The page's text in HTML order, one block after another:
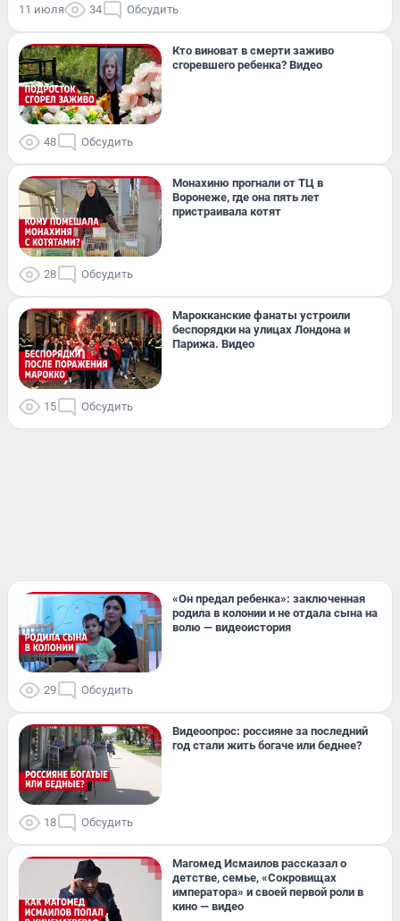
11 июля 34 Обсудить
Кто виноват в смерти заживо
сгоревшего ребенка? Видео
48 Обсудить
Монахиню прогнали от ТЦ в
Воронеже, где она пять лет
пристраивала котят
28 Обсудить
Марокканские фанаты устроили
беспорядки на улицах Лондона и
Парижа. Видео
15 Обсудить
«Он предал ребенка»: заключенная
родила в колонии и не отдала сына на
волю — видеоистория
29 Обсудить
Видеоопрос: россияне за последний
год стали жить богаче или беднее?
18 Обсудить
Магомед Исмаилов рассказал о
детстве, семье, «Сокровищах
императора» и своей первой роли в
кино — видео